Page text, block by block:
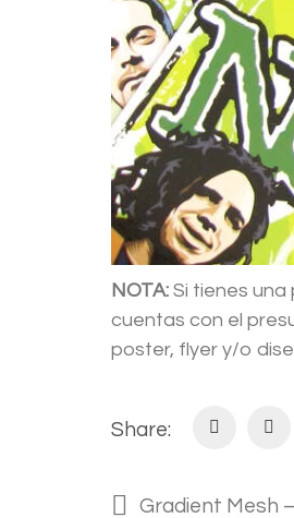
NOTA: Si tienes
cuentas con el
poster, flyer y/o
Share:
Gradient Mesh